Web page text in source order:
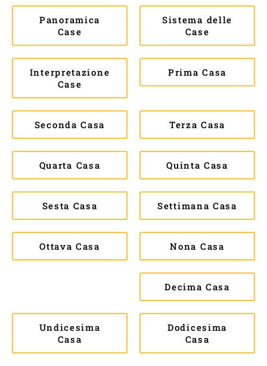
Panoramica
Case
Sistema delle
Case
Interpretazione
Case
Prima Casa
Seconda Casa Terza Casa
Quarta Casa Quinta Casa
Sesta Casa Settimana Casa
Ottava Casa Nona Casa
Decima Casa
Undicesima
Casa
Dodicesima
Casa